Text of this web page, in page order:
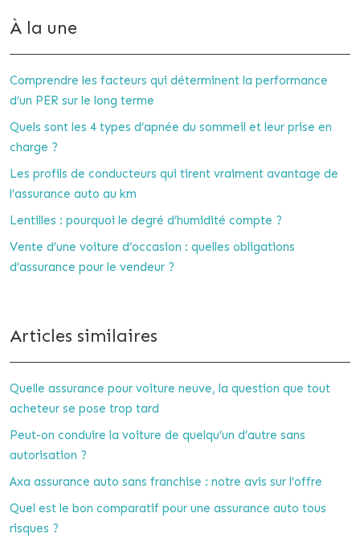
À la une
Comprendre les facteurs qui déterminent la performance
d’un PER sur le long terme
Quels sont les 4 types d’apnée du sommeil et leur prise en
charge ?
Les profils de conducteurs qui tirent vraiment avantage de
l’assurance auto au km
Lentilles : pourquoi le degré d’humidité compte ?
Vente d’une voiture d’occasion : quelles obligations
d’assurance pour le vendeur ?
Articles similaires
Quelle assurance pour voiture neuve, la question que tout
acheteur se pose trop tard
Peut-on conduire la voiture de quelqu’un d’autre sans
autorisation ?
Axa assurance auto sans franchise : notre avis sur l’offre
Quel est le bon comparatif pour une assurance auto tous
risques ?